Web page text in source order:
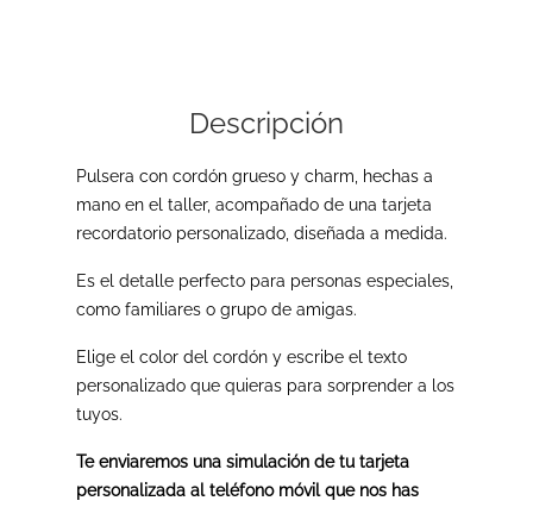
Descripción
Pulsera con cordón grueso y charm, hechas a
mano en el taller, acompañado de una tarjeta
recordatorio personalizado, diseñada a medida.
Es el detalle perfecto para personas especiales,
como familiares o grupo de amigas.
Elige el color del cordón y escribe el texto
personalizado que quieras para sorprender a los
tuyos.
Te enviaremos una simulación de tu tarjeta
personalizada al teléfono móvil que nos has